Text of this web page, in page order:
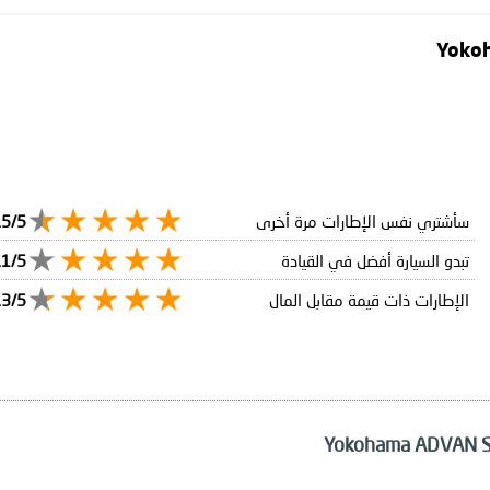
سأشتري نفس الإطارات مرة أخرى
5
تبدو السيارة أفضل في القيادة
5
الإطارات ذات قيمة مقابل المال
5